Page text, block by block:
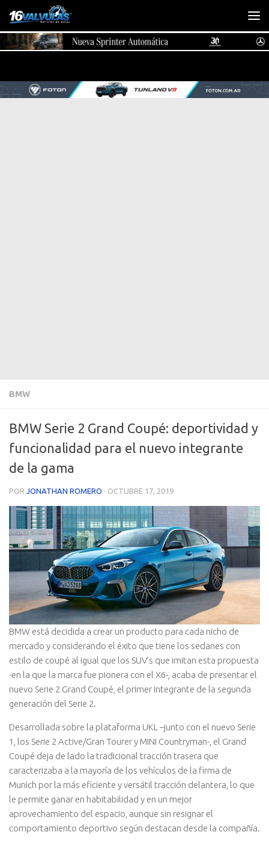
Saltar al contenido
BMW
BMW Serie 2 Grand Coupé: deportividad y
funcionalidad para el nuevo integrante
de la gama
POR JONATHAN ROMERO · OCTUBRE 17, 2019
BMW está decidida a crear un producto para cada nicho de
mercado y considerando el éxito que tiene los sedanes con
estilo de coupé al igual que los SUV’s que imitan esta propuesta
-en la que la marca fue pionera con el X6-, acaba de presentar el
nuevo Serie 2 Grand Coupé, el primer integrante de la segunda
generación del Serie 2.
Desarrollada sobre la plataforma UKL –junto con el nuevo Serie
1, los Serie 2 Active/Gran Tourer y MINI Countryman-, el Grand
Coupé deja de lado la tradicional tracción trasera que
caracterizaba a la mayoría de los vehículos de la firma de
Munich por la más eficiente y versátil tracción delantera, lo que
le permite ganar en habitabilidad y en un mejor
aprovechamiento del espacio, aunque sin resignar el
comportamiento deportivo según destacan desde la compañía.